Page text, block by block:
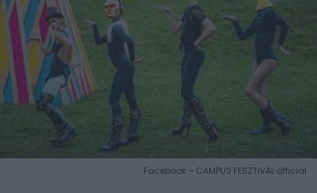
Facebook – CAMPUS FESZTIVÁL official